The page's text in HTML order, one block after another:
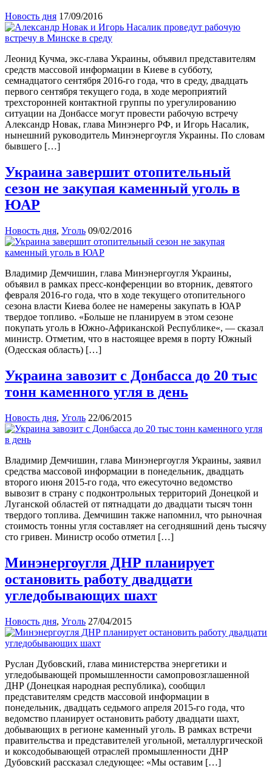
Новость дня 17/09/2016
Леонид Кучма, экс-глава Украины, объявил представителям
средств массовой информации в Киеве в субботу,
семнадцатого сентября 2016-го года, что в среду, двадцать
первого сентября текущего года, в ходе мероприятий
трехсторонней контактной группы по урегулированию
ситуации на Донбассе могут провести рабочую встречу
Александр Новак, глава Минэнерго РФ, и Игорь Насалик,
нынешний руководитель Минэнергоугля Украины. По словам
бывшего […]
Украина завершит отопительный
сезон не закупая каменный уголь в
ЮАР
Новость дня, Уголь 09/02/2016
Владимир Демчишин, глава Минэнергоугля Украины,
объявил в рамках пресс-конференции во вторник, девятого
февраля 2016-го года, что в ходе текущего отопительного
сезона власти Киева более не намерены закупать в ЮАР
твердое топливо. «Больше не планируем в этом сезоне
покупать уголь в Южно-Африканской Республике«, — сказал
министр. Отметим, что в настоящее время в порту Южный
(Одесская область) […]
Украина завозит с Донбасса до 20 тыс
тонн каменного угля в день
Новость дня, Уголь 22/06/2015
Владимир Демчишин, глава Минэнергоугля Украины, заявил
средства массовой информации в понедельник, двадцать
второго июня 2015-го года, что ежесуточно ведомство
вывозит в страну с подконтрольных территорий Донецкой и
Луганской областей от пятнадцати до двадцати тысяч тонн
твердого топлива. Демчишин также напомнил, что рыночная
стоимость тонны угля составляет на сегодняшний день тысячу
сто гривен. Министр особо отметил […]
Минэнергоугля ДНР планирует
остановить работу двадцати
угледобывающих шахт
Новость дня, Уголь 27/04/2015
Руслан Дубовский, глава министерства энергетики и
угледобывающей промышленности самопровозглашенной
ДНР (Донецкая народная республика), сообщил
представителям средств массовой информации в
понедельник, двадцать седьмого апреля 2015-го года, что
ведомство планирует остановить работу двадцати шахт,
добывающих в регионе каменный уголь. В рамках встречи
правительства и представителей угольной, металлургической
и коксодобывающей отраслей промышленности ДНР
Дубовский рассказал следующее: «Мы оставим […]